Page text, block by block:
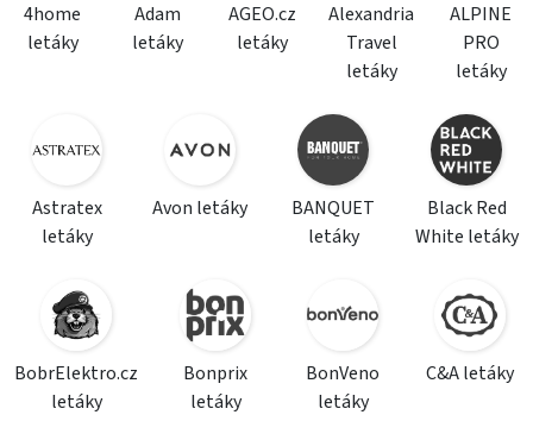
4home
letáky
Adam
letáky
AGEO.cz
letáky
Alexandria
Travel
letáky
ALPINE
PRO
letáky
Astratex
letáky
Avon letáky
BANQUET
letáky
Black Red
White letáky
BobrElektro.cz
letáky
Bonprix
letáky
BonVeno
letáky
C&A letáky